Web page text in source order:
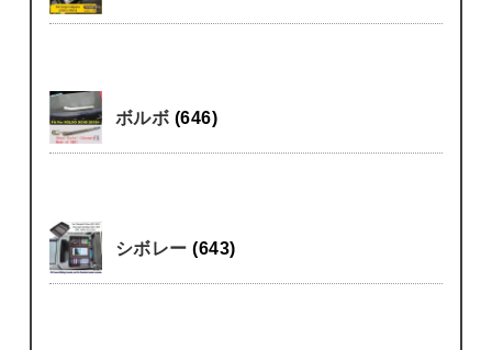
ボルボ (646)
シボレー(643)